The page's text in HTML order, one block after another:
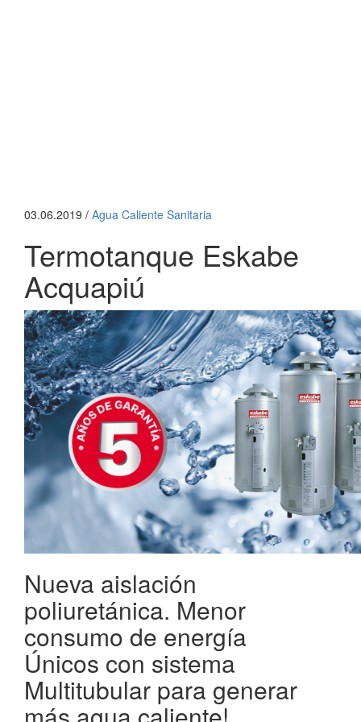
03.06.2019 / Agua Caliente Sanitaria
Termotanque Eskabe
Acquapiú
Nueva aislación
poliuretánica. Menor
consumo de energí­a
Únicos con sistema
Multitubular para generar